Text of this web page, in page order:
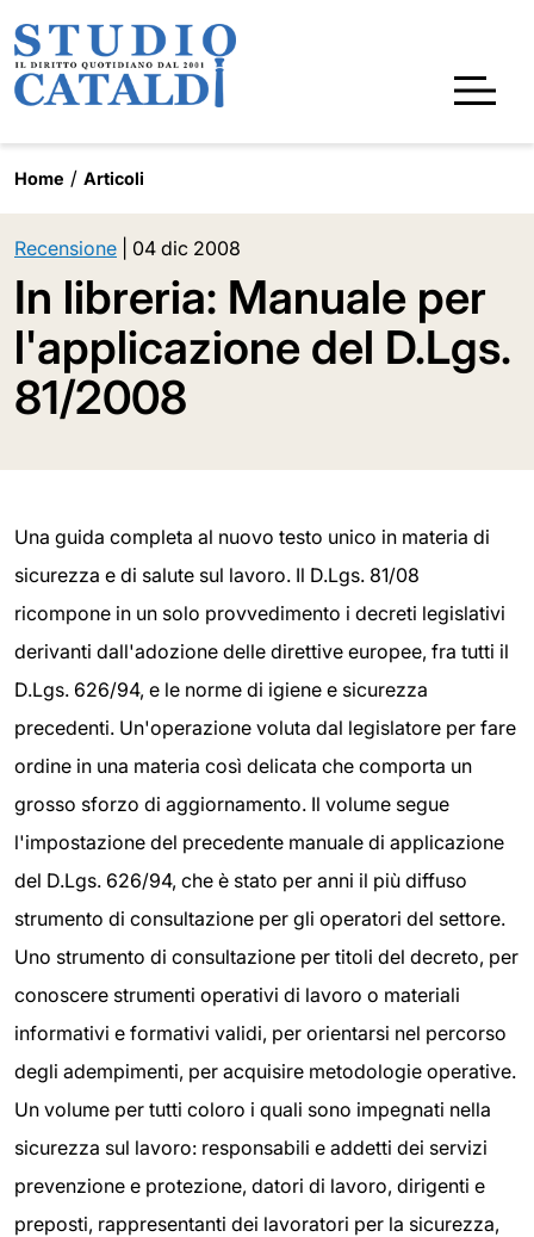
Home Articoli
Recensione 04 dic 2008
In libreria: Manuale per
l'applicazione del D.Lgs.
81/2008
Una guida completa al nuovo testo unico in materia di
sicurezza e di salute sul lavoro. Il D.Lgs. 81/08
ricompone in un solo provvedimento i decreti legislativi
derivanti dall'adozione delle direttive europee, fra tutti il
D.Lgs. 626/94, e le norme di igiene e sicurezza
precedenti. Un'operazione voluta dal legislatore per fare
ordine in una materia così delicata che comporta un
grosso sforzo di aggiornamento. Il volume segue
l'impostazione del precedente manuale di applicazione
del D.Lgs. 626/94, che è stato per anni il più diffuso
strumento di consultazione per gli operatori del settore.
Uno strumento di consultazione per titoli del decreto, per
conoscere strumenti operativi di lavoro o materiali
informativi e formativi validi, per orientarsi nel percorso
degli adempimenti, per acquisire metodologie operative.
Un volume per tutti coloro i quali sono impegnati nella
sicurezza sul lavoro: responsabili e addetti dei servizi
prevenzione e protezione, datori di lavoro, dirigenti e
preposti, rappresentanti dei lavoratori per la sicurezza,